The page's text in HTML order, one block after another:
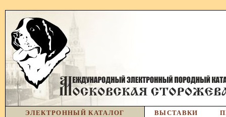
ЭЛЕКТРОННЫЙ КАТАЛОГ ВЫСТАВКИ